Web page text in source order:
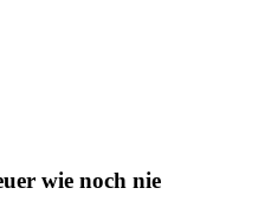
wie noch nie